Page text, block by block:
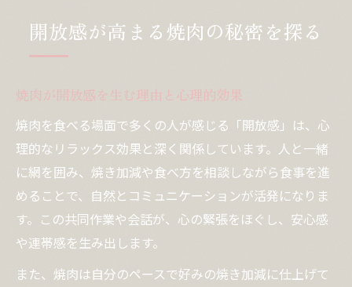
焼肉が気分を高める心理メカニズムとは
由
焼肉の香りと交流の場がもたらす幸福感
焼肉で得られるリフレッシュ効果の本質
テラス席焼肉が記念日やデートに選ばれる
訳
外で味わう焼肉がもたらす元気の理由
焼肉と外の開放感で元気をチャージする仕
組み
開放感が高まる焼肉の秘密を探る
焼肉が開放感を生む理由と心理的効果
焼肉を食べる場面で多くの人が感じる「開放感」は、心
理的なリラックス効果と深く関係しています。人と一緒
に網を囲み、焼き加減や食べ方を相談しながら食事を進
めることで、自然とコミュニケーションが活発になりま
す。この共同作業や会話が、心の緊張をほぐし、安心感
や連帯感を生み出します。
また、焼肉は自分のペースで好みの焼き加減に仕上げて